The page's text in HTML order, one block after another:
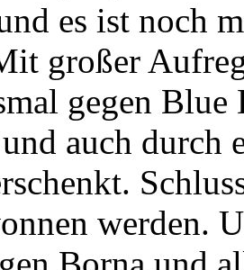
es ist noch
großer
gegen Blue
auch durch
werden.